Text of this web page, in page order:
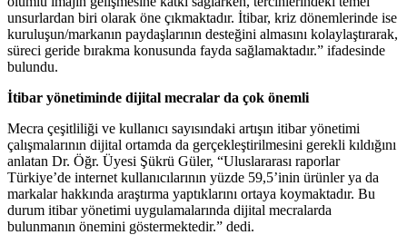
unsurlardan biri olarak öne çıkmaktadır. İtibar, kriz dönemlerinde ise
kuruluşun/markanın paydaşlarının desteğini almasını kolaylaştırarak,
süreci geride bırakma konusunda fayda sağlamaktadır.” ifadesinde
bulundu.
İtibar yönetiminde dijital mecralar da çok önemli
Mecra çeşitliliği ve kullanıcı sayısındaki artışın itibar yönetimi
çalışmalarının dijital ortamda da gerçekleştirilmesini gerekli kıldığını
anlatan Dr. Öğr. Üyesi Şükrü Güler, “Uluslararası raporlar
Türkiye’de internet kullanıcılarının yüzde 59,5’inin ürünler ya da
markalar hakkında araştırma yaptıklarını ortaya koymaktadır. Bu
durum itibar yönetimi uygulamalarında dijital mecralarda
bulunmanın önemini göstermektedir.” dedi.